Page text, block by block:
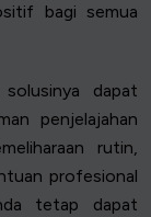
bagi semua
dapat
penjelajahan
rutin,
profesional
tetap dapat